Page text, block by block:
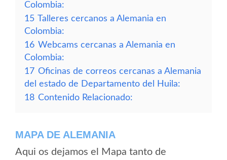
Colombia:
15 Talleres cercanos a Alemania en
Colombia:
16 Webcams cercanas a Alemania en
Colombia:
17 Oficinas de correos cercanas a Alemania
del estado de Departamento del Huila:
18 Contenido Relacionado:
MAPA DE ALEMANIA
Aqui os dejamos el Mapa tanto de